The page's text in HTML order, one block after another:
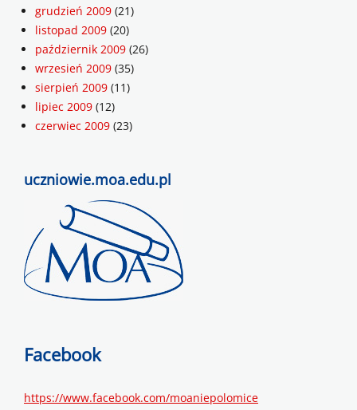
grudzień 2009 (21)
listopad 2009 (20)
październik 2009 (26)
wrzesień 2009 (35)
sierpień 2009 (11)
lipiec 2009 (12)
czerwiec 2009 (23)
uczniowie.moa.edu.pl
Facebook
https://www.facebook.com/moaniepolomice